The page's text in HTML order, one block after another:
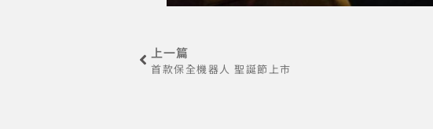
上一篇
首款保全機器人 聖誕節上市